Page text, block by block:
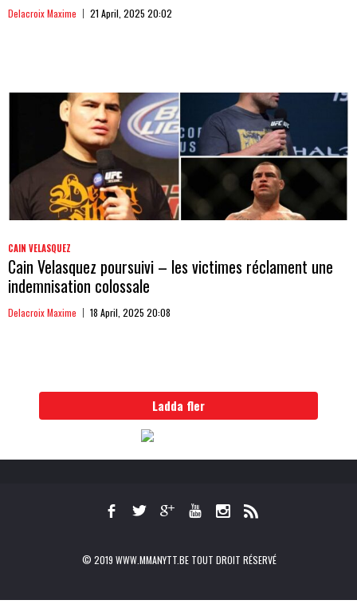
Delacroix Maxime 21 April, 2025 20:02
CAIN VELASQUEZ
Cain Velasquez poursuivi – les victimes réclament une
indemnisation colossale
Delacroix Maxime 18 April, 2025 20:08
Ladda fler
© 2019 WWW.MMANYTT.BE TOUT DROIT RÉSERVÉ